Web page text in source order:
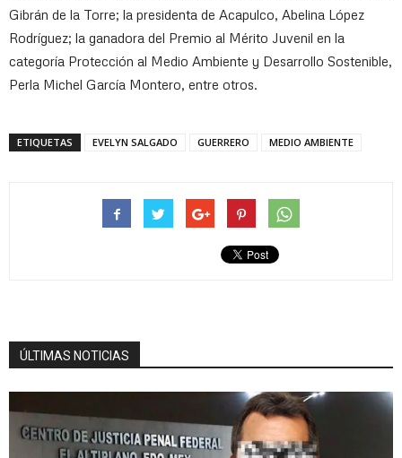
Gibrán de la Torre; la presidenta de Acapulco, Abelina López
Rodríguez; la ganadora del Premio al Mérito Juvenil en la
categoría Protección al Medio Ambiente y Desarrollo Sostenible,
Perla Michel García Montero, entre otros.
ETIQUETAS EVELYN SALGADO GUERRERO MEDIO AMBIENTE
ÚLTIMAS NOTICIAS